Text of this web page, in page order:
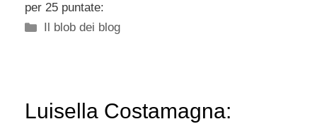
per 25 puntate:
Categorie
Il blob dei blog
Luisella Costamagna: